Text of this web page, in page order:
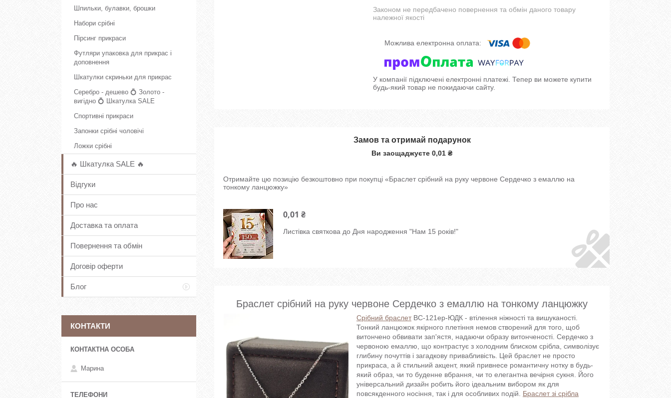
Законом не передбачено повернення та обмін даного товару
належної якості
У компанії підключені електронні платежі. Тепер ви можете купити
будь-який товар не покидаючи сайту.
Замов та отримай подарунок
Ви заощаджуєте 0,01 ₴
Отримайте цю позицію безкоштовно при покупці «Браслет срібний на руку червоне Сердечко з емаллю на
тонкому ланцюжку»
0,01 ₴
Листівка святкова до Дня народження "Нам 15 років!"
Браслет срібний на руку червоне Сердечко з емаллю на тонкому ланцюжку
Срібний браслетВС-121ер-ЮДК - втілення ніжності та вишуканості.
Тонкий ланцюжок якірного плетіння немов створений для того, щоб
витончено обвивати зап'ястя, надаючи образу витонченості. Сердечко з
червоною емаллю, що контрастує з холодним блиском срібла, символізує
глибину почуттів і загадкову привабливість. Цей браслет не просто
прикраса, а й стильний акцент, який привнесе романтичну нотку в будь-
який образ, чи то буденне вбрання, чи то елегантна вечірня сукня. Його
універсальний дизайн робить його ідеальним вибором як для
повсякденного носіння, так і для особливих подій. Браслет зі срібла
Шпильки, булавки, брошки
Набори срібні
Пірсинг прикраси
Футляри упаковка для прикрас і
доповнення
Шкатулки скриньки для прикрас
Серебро - дешево 💍 Золото -
вигідно 💍 Шкатулка SALE
Спортивні прикраси
Запонки срібні чоловічі
Ложки срібні
🔥 Шкатулка SALE 🔥
Відгуки
Про нас
Доставка та оплата
Повернення та обмін
Договір оферти
Блог
КОНТАКТИ
Марина